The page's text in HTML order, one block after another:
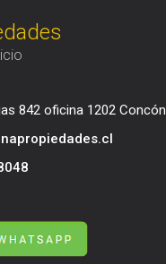
842 oficina 1202 Concón